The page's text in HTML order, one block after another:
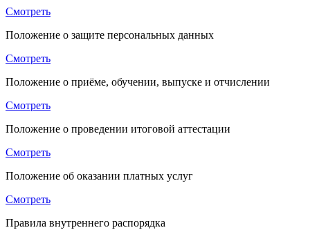
Смотреть
Положение о защите персональных данных
Смотреть
Положение о приёме, обучении, выпуске и отчислении
Смотреть
Положение о проведении итоговой аттестации
Смотреть
Положение об оказании платных услуг
Смотреть
Правила внутреннего распорядка